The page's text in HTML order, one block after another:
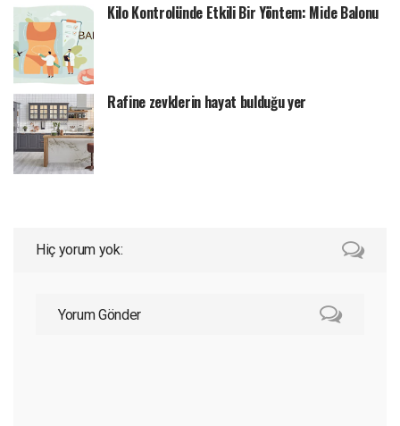
Kilo Kontrolünde Etkili Bir Yöntem: Mide Balonu
Rafine zevklerin hayat bulduğu yer
Hiç yorum yok:
Yorum Gönder